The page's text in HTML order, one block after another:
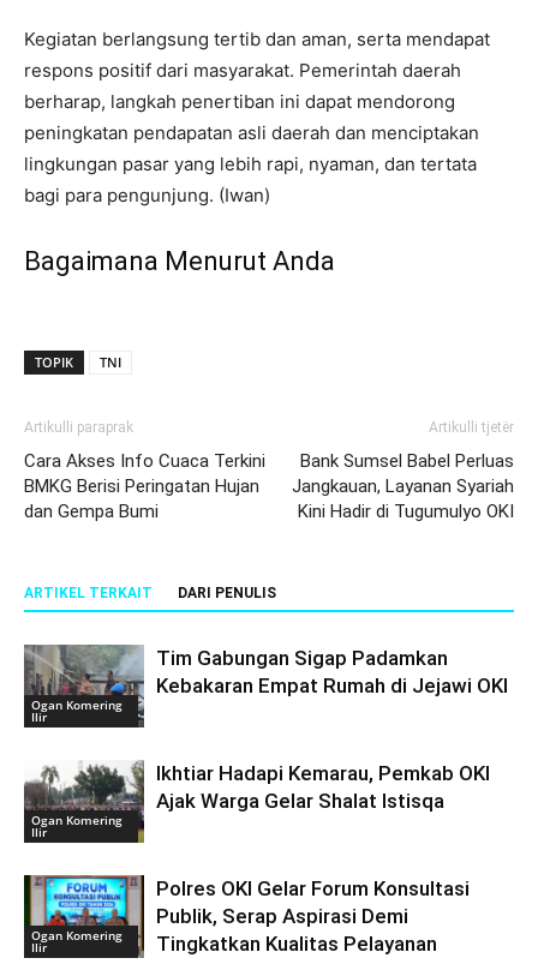
Kegiatan berlangsung tertib dan aman, serta mendapat
respons positif dari masyarakat. Pemerintah daerah
berharap, langkah penertiban ini dapat mendorong
peningkatan pendapatan asli daerah dan menciptakan
lingkungan pasar yang lebih rapi, nyaman, dan tertata
bagi para pengunjung. (Iwan)
Bagaimana Menurut Anda
TOPIK TNI
Artikulli paraprak
Cara Akses Info Cuaca Terkini
BMKG Berisi Peringatan Hujan
dan Gempa Bumi
Artikulli tjetër
Bank Sumsel Babel Perluas
Jangkauan, Layanan Syariah
Kini Hadir di Tugumulyo OKI
ARTIKEL TERKAIT DARI PENULIS
Ogan Komering
Ilir
Tim Gabungan Sigap Padamkan
Kebakaran Empat Rumah di Jejawi OKI
Ogan Komering
Ilir
Ikhtiar Hadapi Kemarau, Pemkab OKI
Ajak Warga Gelar Shalat Istisqa
Ogan Komering
Ilir
Polres OKI Gelar Forum Konsultasi
Publik, Serap Aspirasi Demi
Tingkatkan Kualitas Pelayanan